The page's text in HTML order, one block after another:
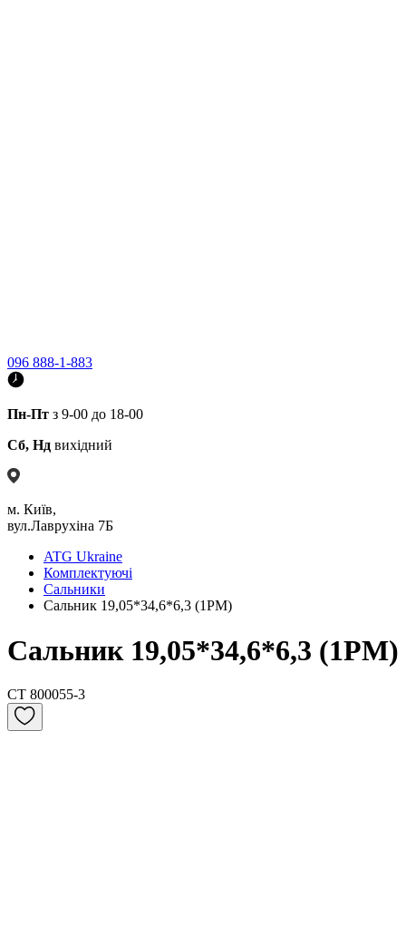
096 888-1-883
Пн-Пт з 9-00 до 18-00
Сб, Нд вихідний
м. Київ,
вул.Лаврухіна 7Б
ATG Ukraine
Комплектуючі
Сальники
Сальник 19,05*34,6*6,3 (1PM)
Сальник 19,05*34,6*6,3 (1PM)
CT 800055-3